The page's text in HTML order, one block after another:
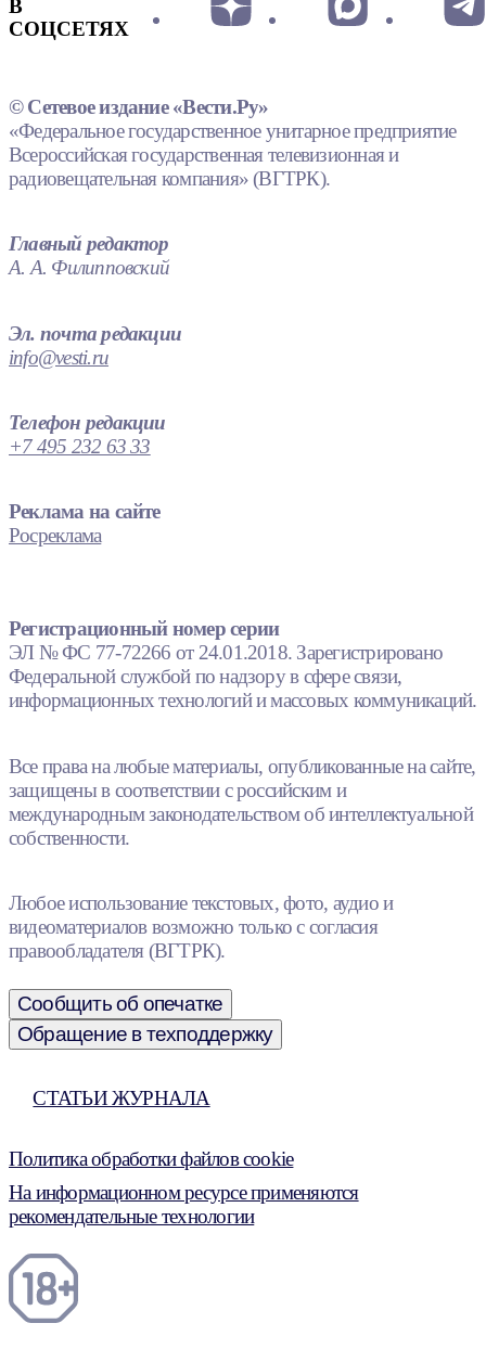
В
СОЦСЕТЯХ
© Сетевое издание «Вести.Ру»
«Федеральное государственное унитарное предприятие
Всероссийская государственная телевизионная и
радиовещательная компания» (ВГТРК).
Главный редактор
А. А. Филипповский
Эл. почта редакции
info@vesti.ru
Телефон редакции
+7 495 232 63 33
Реклама на сайте
Росреклама
Регистрационный номер серии
ЭЛ № ФС 77-72266 от 24.01.2018. Зарегистрировано
Федеральной службой по надзору в сфере связи,
информационных технологий и массовых коммуникаций.
Все права на любые материалы, опубликованные на сайте,
защищены в соответствии с российским и
международным законодательством об интеллектуальной
собственности.
Любое использование текстовых, фото, аудио и
видеоматериалов возможно только с согласия
правообладателя (ВГТРК).
Сообщить об опечатке
Обращение в техподдержку
СТАТЬИ ЖУРНАЛА
Политика обработки файлов cookie
На информационном ресурсе применяются
рекомендательные технологии